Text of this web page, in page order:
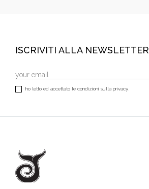
ISCRIVITI ALLA NEWSLETTER
ho letto ed accettato le condizioni sulla privacy.